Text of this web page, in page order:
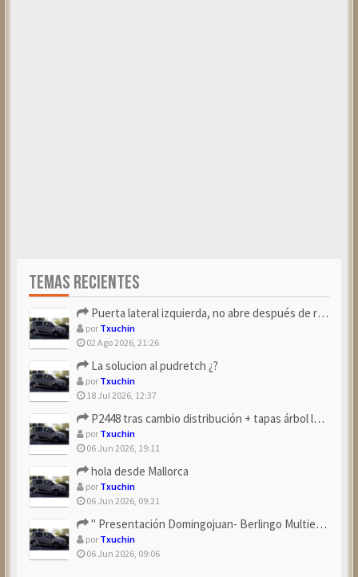
TEMAS RECIENTES
Puerta lateral izquierda, no abre después de repostar.
por Txuchin
02 Ago 2026, 21:26
La solucion al pudretch ¿?
por Txuchin
18 Jul 2026, 12:37
P2448 tras cambio distribución + tapas árbol levas
por Txuchin
06 Jun 2026, 19:11
hola desde Mallorca
por Txuchin
06 Jun 2026, 09:21
" Presentación Domingojuan- Berlingo Multiespace Blue ...
por Txuchin
06 Jun 2026, 09:06